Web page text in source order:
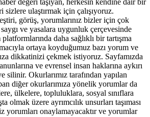
değeri taşıyan, herkesin kendine dair bir
sizlere ulaştırmak için çalışıyoruz.
görüş, yorumlarınız bizler için çok
ve yasalara uygunluk çerçevesinde
daha sağlıklı bir tartışma
ortaya koyduğumuz bazı yorum ve
dikkatinizi çekmek istiyoruz. Sayfamızda
ve evrensel insan haklarına aykırı
silinir. Okurlarımız tarafından yapılan
diğer okurlarımıza yönelik yorumlar da
ülkelere, topluluklara, sosyal sınıflara
olmak üzere ayrımcılık unsurları taşıması
yorumları onaylamayacaktır ve yorumlar